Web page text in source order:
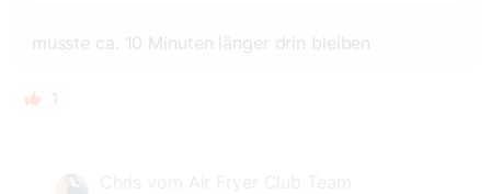
musste ca. 10 Minuten länger drin bleiben
1